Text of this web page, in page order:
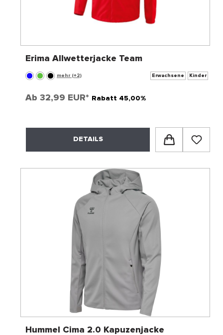
Erima Allwetterjacke Team
mehr (+2) Erwachsene Kinder
Ab 32,99 EUR* Rabatt 45,00%
DETAILS
Hummel Cima 2.0 Kapuzenjacke